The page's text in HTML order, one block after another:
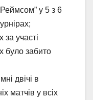
у 5 з 6
за участі
було забито
двічі в
матчів у всіх